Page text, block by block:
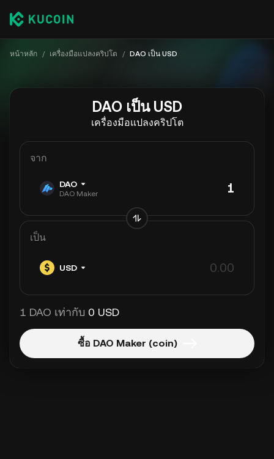
หน้าหลัก / เครื่องมือแปลงคริปโต / DAO เป็น USD
DAO เป็น USD
เครื่องมือแปลงคริปโต
จาก
DAO
DAO Maker
เป็น
USD
1 DAO เท่ากับ 0 USD
ซื้อ DAO Maker (coin)